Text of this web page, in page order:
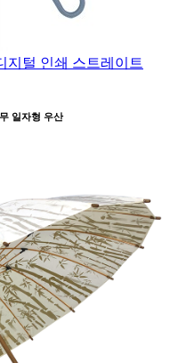
지털 인쇄 스트레이트
일자형 우산